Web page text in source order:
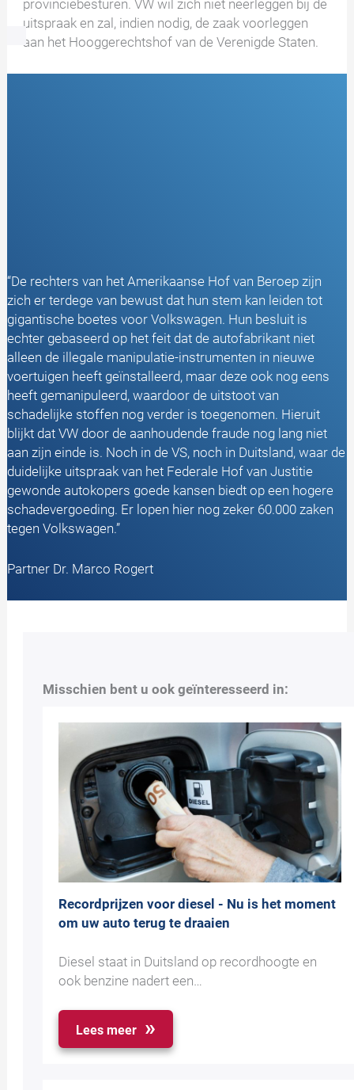
provinciebesturen. VW wil zich niet neerleggen bij de
uitspraak en zal, indien nodig, de zaak voorleggen
aan het Hooggerechtshof van de Verenigde Staten.
“De rechters van het Amerikaanse Hof van Beroep zijn
zich er terdege van bewust dat hun stem kan leiden tot
gigantische boetes voor Volkswagen. Hun besluit is
echter gebaseerd op het feit dat de autofabrikant niet
alleen de illegale manipulatie-instrumenten in nieuwe
voertuigen heeft geïnstalleerd, maar deze ook nog eens
heeft gemanipuleerd, waardoor de uitstoot van
schadelijke stoffen nog verder is toegenomen. Hieruit
blijkt dat VW door de aanhoudende fraude nog lang niet
aan zijn einde is. Noch in de VS, noch in Duitsland, waar de
duidelijke uitspraak van het Federale Hof van Justitie
gewonde autokopers goede kansen biedt op een hogere
schadevergoeding. Er lopen hier nog zeker 60.000 zaken
tegen Volkswagen.”
Partner Dr. Marco Rogert
Misschien bent u ook geïnteresseerd in:
Recordprijzen voor diesel - Nu is het moment
om uw auto terug te draaien
Diesel staat in Duitsland op recordhoogte en
ook benzine nadert een…
Lees meer